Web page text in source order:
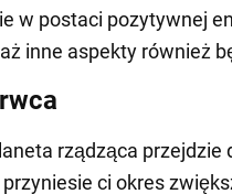
w postaci pozytywnej
inne aspekty również
rządząca przejdzie
ci okres